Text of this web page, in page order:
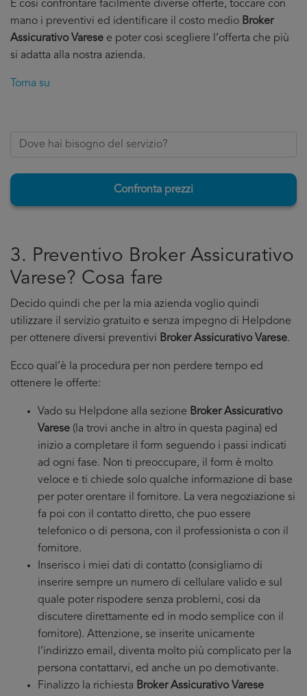
E cosi confrontare facilmente diverse offerte, toccare con
mano i preventivi ed identificare il costo medio Broker
Assicurativo Varese e poter cosi scegliere l’offerta che più
si adatta alla nostra azienda.
Torna su
Confronta prezzi
3. Preventivo Broker Assicurativo
Varese? Cosa fare
Decido quindi che per la mia azienda voglio quindi
utilizzare il servizio gratuito e senza impegno di Helpdone
per ottenere diversi preventivi Broker Assicurativo Varese.
Ecco qual’è la procedura per non perdere tempo ed
ottenere le offerte:
Vado su Helpdone alla sezione Broker Assicurativo
Varese (la trovi anche in altro in questa pagina) ed
inizio a completare il form seguendo i passi indicati
ad ogni fase. Non ti preoccupare, il form è molto
veloce e ti chiede solo qualche informazione di base
per poter orentare il fornitore. La vera negoziazione si
fa poi con il contatto diretto, che puo essere
telefonico o di persona, con il professionista o con il
fornitore.
Inserisco i miei dati di contatto (consigliamo di
inserire sempre un numero di cellulare valido e sul
quale poter rispodere senza problemi, cosi da
discutere direttamente ed in modo semplice con il
fornitore). Attenzione, se inserite unicamente
l’indirizzo email, diventa molto più complicato per la
persona contattarvi, ed anche un po demotivante.
Finalizzo la richiesta Broker Assicurativo Varese